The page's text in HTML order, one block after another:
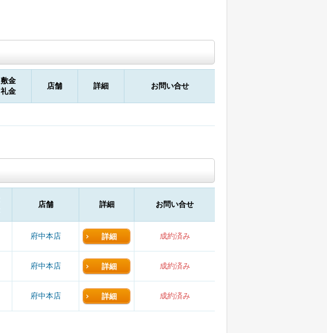
敷金
礼金
店舗 詳細 お問い合せ
店舗 詳細 お問い合せ
府中本店 詳細 成約済み
府中本店 詳細 成約済み
府中本店 詳細 成約済み